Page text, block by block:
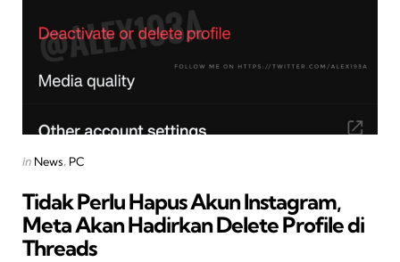
Categories
Posted
in News PC
Tidak Perlu Hapus Akun Instagram,
Meta Akan Hadirkan Delete Profile di
Threads